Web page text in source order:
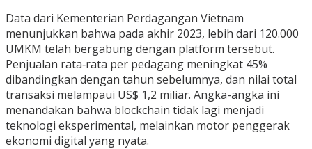
Data dari Kementerian Perdagangan Vietnam
menunjukkan bahwa pada akhir 2023, lebih dari 120.000
UMKM telah bergabung dengan platform tersebut.
Penjualan rata‑rata per pedagang meningkat 45%
dibandingkan dengan tahun sebelumnya, dan nilai total
transaksi melampaui US$ 1,2 miliar. Angka-angka ini
menandakan bahwa blockchain tidak lagi menjadi
teknologi eksperimental, melainkan motor penggerak
ekonomi digital yang nyata.